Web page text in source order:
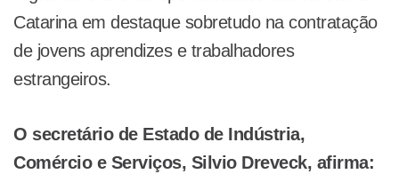
Catarina em destaque sobretudo na contratação
de jovens aprendizes e trabalhadores
estrangeiros.
O secretário de Estado de Indústria,
Comércio e Serviços, Silvio Dreveck, afirma: